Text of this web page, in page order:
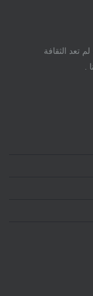
تعد الثقافة
.